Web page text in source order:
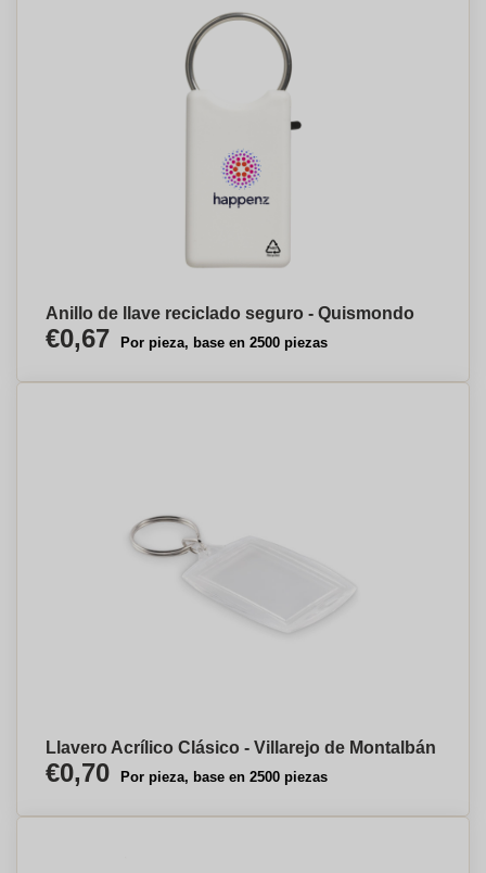
Anillo de llave reciclado seguro - Quismondo
€0,67 Por pieza, base en 2500 piezas
Llavero Acrílico Clásico - Villarejo de Montalbán
€0,70 Por pieza, base en 2500 piezas